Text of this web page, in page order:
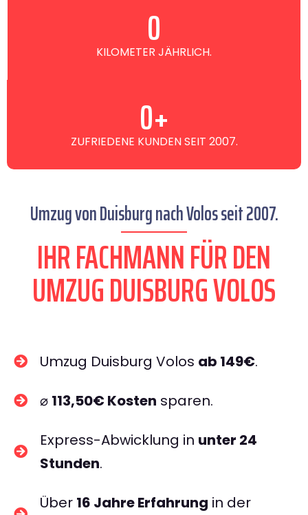
KILOMETER JÄHRLICH.
0
ZUFRIEDENE KUNDEN SEIT 2007.
0+
Umzug von Duisburg nach Volos seit 2007.
IHR FACHMANN FÜR DEN
UMZUG DUISBURG VOLOS
Umzug Duisburg Volos ab 149€.
⌀ 113,50€ Kosten sparen.
Express-Abwicklung in unter 24
Stunden.
Über 16 Jahre Erfahrung in der